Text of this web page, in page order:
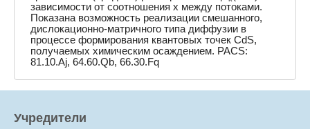
зависимости от соотношения x между потоками.
Показана возможность реализации смешанного,
дислокационно-матричного типа диффузии в
процессе формирования квантовых точек CdS,
получаемых химическим осаждением. PACS:
81.10.Aj, 64.60.Qb, 66.30.Fq
Учредители